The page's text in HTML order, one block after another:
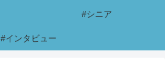
#シニア
#インタビュー